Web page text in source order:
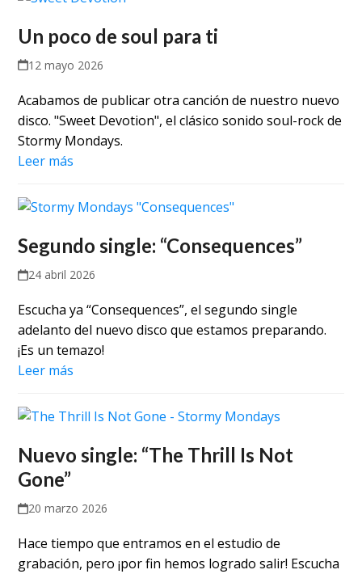
Un poco de soul para ti
12 mayo 2026
Acabamos de publicar otra canción de nuestro nuevo
disco. "Sweet Devotion", el clásico sonido soul-rock de
Stormy Mondays.
Leer más
Segundo single: “Consequences”
24 abril 2026
Escucha ya “Consequences”, el segundo single
adelanto del nuevo disco que estamos preparando.
¡Es un temazo!
Leer más
Nuevo single: “The Thrill Is Not
Gone”
20 marzo 2026
Hace tiempo que entramos en el estudio de
grabación, pero ¡por fin hemos logrado salir! Escucha